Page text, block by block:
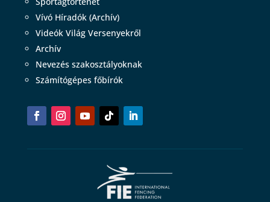
Vívó Híradók (Archív)
Videók Világ Versenyekről
Archív
Nevezés szakosztályoknak
Számítógépes főbírók